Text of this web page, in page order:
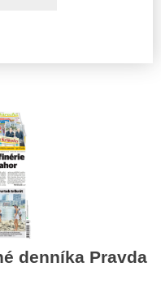
denníka Pravda